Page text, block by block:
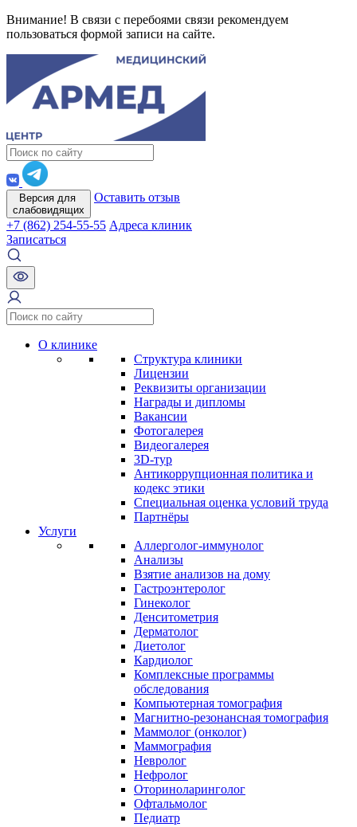
Внимание! В связи с перебоями связи рекомендуем
пользоваться формой записи на сайте.
Версия для
слабовидящих
Оставить отзыв
+7 (862) 254-55-55 Адреса клиник
Записаться
О клинике
Структура клиники
Лицензии
Реквизиты организации
Награды и дипломы
Вакансии
Фотогалерея
Видеогалерея
3D-тур
Антикоррупционная политика и
кодекс этики
Специальная оценка условий труда
Партнёры
Услуги
Аллерголог-иммунолог
Анализы
Взятие анализов на дому
Гастроэнтеролог
Гинеколог
Денситометрия
Дерматолог
Диетолог
Кардиолог
Комплексные программы
обследования
Компьютерная томография
Магнитно-резонансная томография
Маммолог (онколог)
Маммография
Невролог
Нефролог
Оториноларинголог
Офтальмолог
Педиатр